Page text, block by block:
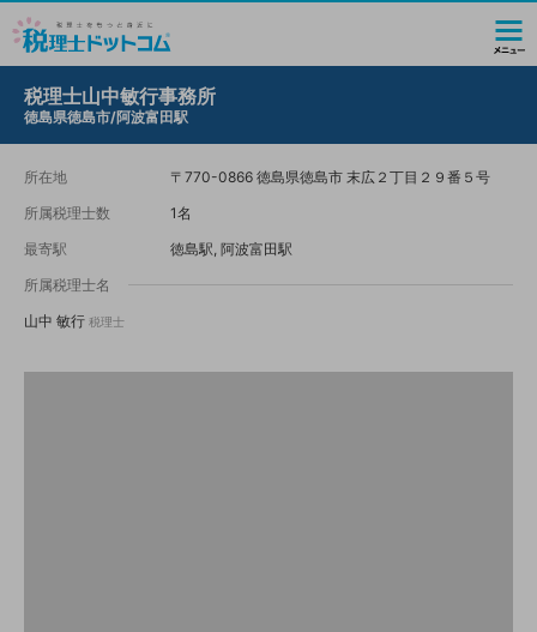
税理士山中敏行事務所
徳島県徳島市/阿波富田駅
所在地
〒770-0866 徳島県徳島市 末広２丁目２９番５号
所属税理士数
1名
最寄駅
徳島駅, 阿波富田駅
所属税理士名
山中 敏行 税理士